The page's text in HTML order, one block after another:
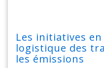
Les initiatives
logistique des
les émissions